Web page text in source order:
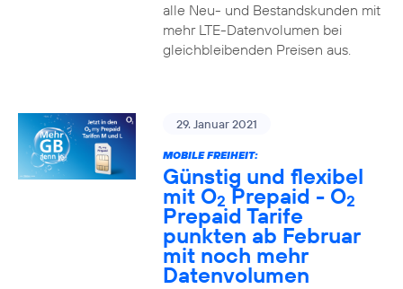
alle Neu- und Bestandskunden mit
mehr LTE-Datenvolumen bei
gleichbleibenden Preisen aus.
29. Januar 2021
MOBILE FREIHEIT:
Günstig und flexibel
mit O2 Prepaid - O2
Prepaid Tarife
punkten ab Februar
mit noch mehr
Datenvolumen